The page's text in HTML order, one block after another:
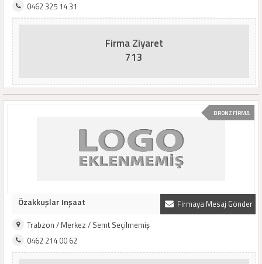
0462 325 14 31
Firma Ziyaret
713
BRONZ FİRMA
Firmaya Mesaj Gönder
Özakkuşlar Inşaat
Trabzon / Merkez / Semt Seçilmemiş
0462 214 00 62